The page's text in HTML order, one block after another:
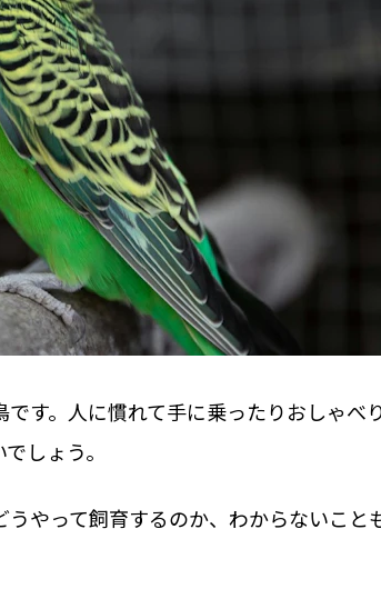
す。人に慣れて手に乗ったりおしゃべ
しょう。
やって飼育するのか、わからないこと